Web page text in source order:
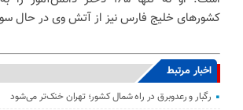
کشورهای خلیج فارس نیز از آتش وی در حال
اخبار مرتبط
رگبار و رعدوبرق در راه شمال کشور؛ تهران خنک‌تر می‌شود